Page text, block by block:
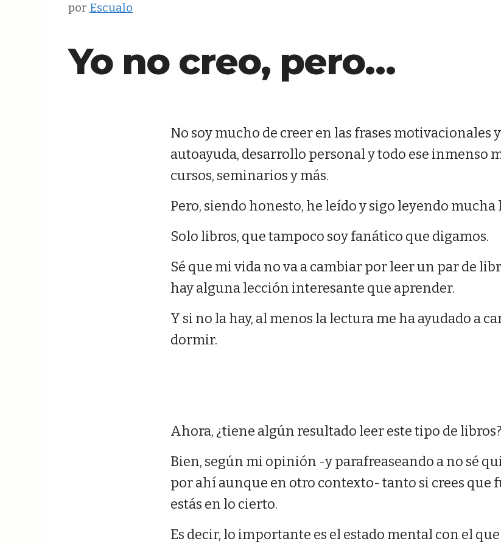
por Escualo
Yo no creo, pero…
No soy mucho de creer en las frases motivacionales y
autoayuda, desarrollo personal y todo ese inmenso
cursos, seminarios y más.
Pero, siendo honesto, he leído y sigo leyendo
Solo libros, que tampoco soy fanático que digamos.
Sé que mi vida no va a cambiar por leer un par de
hay alguna lección interesante que aprender.
Y si no la hay, al menos la lectura me ha ayudado a
dormir.
Ahora, ¿tiene algún resultado leer este tipo de libros?
Bien, según mi opinión -y parafreaseando a no sé
por ahí aunque en otro contexto- tanto si crees que
estás en lo cierto.
Es decir, lo importante es el estado mental con el